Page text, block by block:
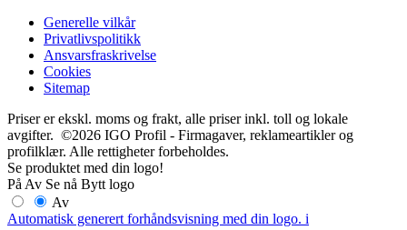
Generelle vilkår
Privatlivspolitikk
Ansvarsfraskrivelse
Cookies
Sitemap
Priser er ekskl. moms og frakt, alle priser inkl. toll og lokale
avgifter. ©2026 IGO Profil - Firmagaver, reklameartikler og
profilklær. Alle rettigheter forbeholdes.
Se produktet med din logo!
På Av Se nå Bytt logo
Av
Automatisk generert forhåndsvisning med din logo. i